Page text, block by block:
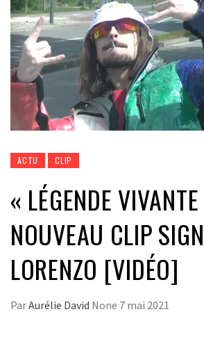
ACTU CLIP
« LÉGENDE
NOUVEAU CLIP
LORENZO [VIDÉO]
ParAurélie David None 7 mai 2021